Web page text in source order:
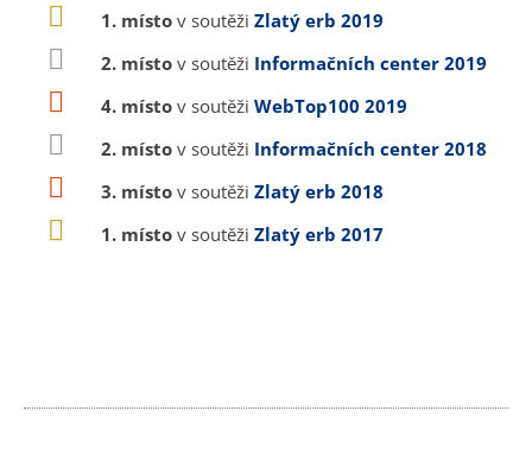
1. místo v soutěži Zlatý erb 2019
2. místo v soutěži Informačních center 2019
4. místo v soutěži WebTop100 2019
2. místo v soutěži Informačních center 2018
3. místo v soutěži Zlatý erb 2018
1. místo v soutěži Zlatý erb 2017